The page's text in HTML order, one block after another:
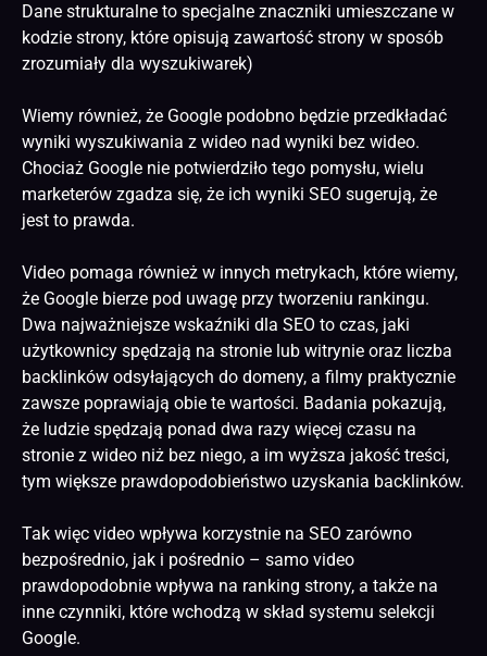
Dane strukturalne to specjalne znaczniki umieszczane w
kodzie strony, które opisują zawartość strony w sposób
zrozumiały dla wyszukiwarek)
Wiemy również, że Google podobno będzie przedkładać
wyniki wyszukiwania z wideo nad wyniki bez wideo.
Chociaż Google nie potwierdziło tego pomysłu, wielu
marketerów zgadza się, że ich wyniki SEO sugerują, że
jest to prawda.
Video pomaga również w innych metrykach, które wiemy,
że Google bierze pod uwagę przy tworzeniu rankingu.
Dwa najważniejsze wskaźniki dla SEO to czas, jaki
użytkownicy spędzają na stronie lub witrynie oraz liczba
backlinków odsyłających do domeny, a filmy praktycznie
zawsze poprawiają obie te wartości. Badania pokazują,
że ludzie spędzają ponad dwa razy więcej czasu na
stronie z wideo niż bez niego, a im wyższa jakość treści,
tym większe prawdopodobieństwo uzyskania backlinków.
Tak więc video wpływa korzystnie na SEO zarówno
bezpośrednio, jak i pośrednio – samo video
prawdopodobnie wpływa na ranking strony, a także na
inne czynniki, które wchodzą w skład systemu selekcji
Google.